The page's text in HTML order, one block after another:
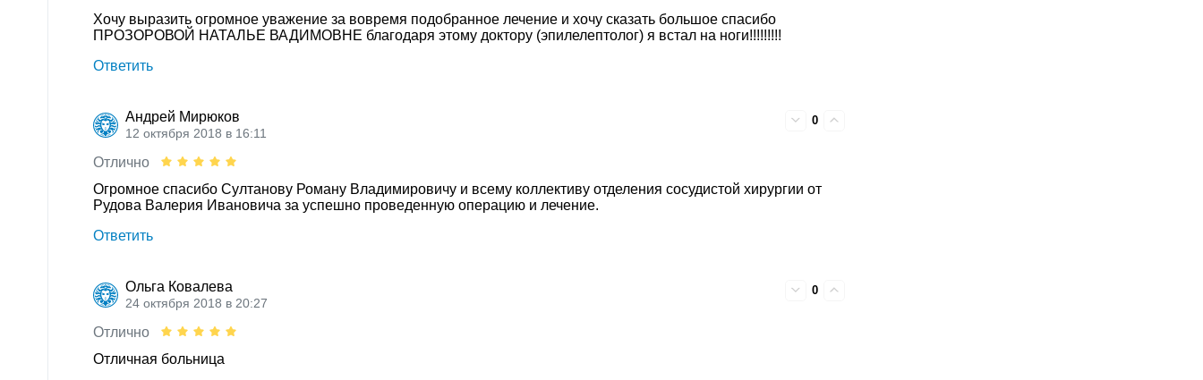
Хочу выразить огромное уважение за вовремя подобранное лечение и хочу сказать большое спасибо
ПРОЗОРОВОЙ НАТАЛЬЕ ВАДИМОВНЕ благодаря этому доктору (эпилелептолог) я встал на ноги!!!!!!!!!
Ответить
Андрей Мирюков
12 октября 2018 в 16:11
0
Отлично
Огромное спасибо Султанову Роману Владимировичу и всему коллективу отделения сосудистой хирургии от
Рудова Валерия Ивановича за успешно проведенную операцию и лечение.
Ответить
Ольга Ковалева
24 октября 2018 в 20:27
0
Отлично
Отличная больница